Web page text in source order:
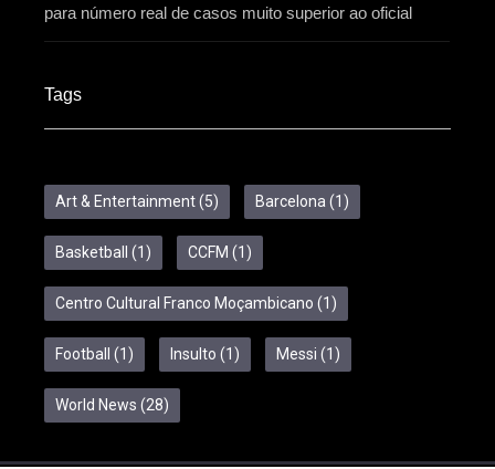
para número real de casos muito superior ao oficial
Tags
Art & Entertainment(5) Barcelona (1)
Basketball (1) CCFM (1)
Centro Cultural Franco Moçambicano (1)
Football (1) Insulto (1) Messi (1)
World News (28)